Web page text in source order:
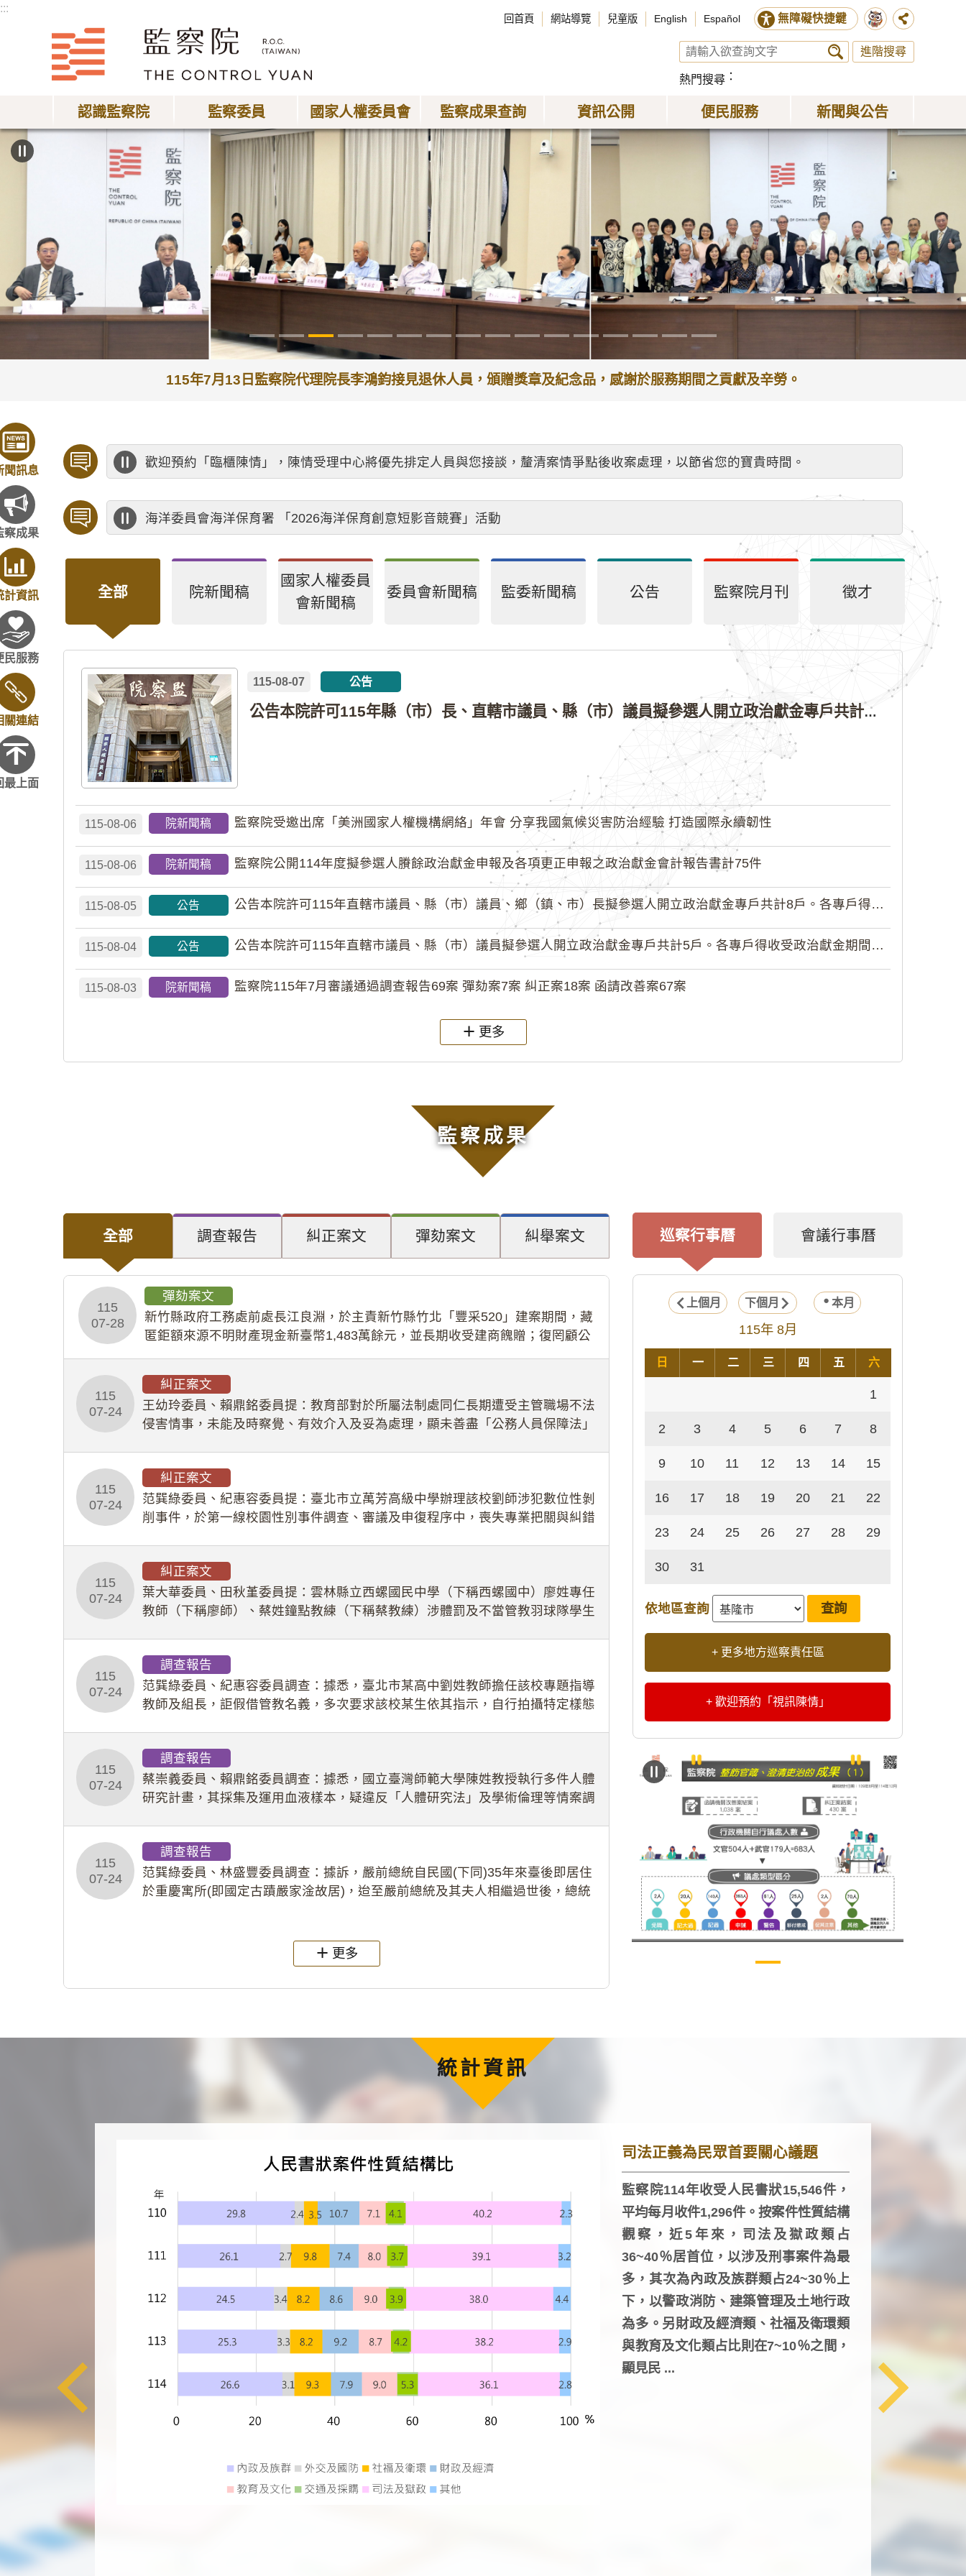
:::
回首頁 網站導覽 兒童版 English Español 無障礙快捷鍵
進階搜尋
熱門搜尋
認識監察院 監察委員 國家人權委員會 監察成果查詢 資訊公開 便民服務 新聞與公告
:::
115年7月13日監察院代理院長李鴻鈞接見退休人員，頒贈獎章及紀念品，感謝於服務期間之貢獻及辛勞。
聞訊息
察成果
計資訊
民服務
關連結
最上面
歡迎預約「臨櫃陳情」，陳情受理中心將優先排定人員與您接談，釐清案情爭點後收案處理，以節省您的寶貴時間。
海洋委員會海洋保育署 「2026海洋保育創意短影音競賽」活動
全部 院新聞稿
國家人權委員
會新聞稿
委員會新聞稿 監委新聞稿 公告 監察院月刊 徵才
公告本院許可115年縣（市）長、直轄市議員、縣（市）議員擬參選人開立政治獻金專戶共計4戶。各專戶得收受政治獻金期間為自專戶許可設立日起至115年11月27日止，專戶名冊詳如附件。
115-08-07 公告
115-08-06 院新聞稿 監察院受邀出席「美洲國家人權機構網絡」年會 分享我國氣候災害防治經驗 打造國際永續韌性
115-08-06 院新聞稿 監察院公開114年度擬參選人賸餘政治獻金申報及各項更正申報之政治獻金會計報告書計75件
115-08-05 公告 公告本院許可115年直轄市議員、縣（市）議員、鄉（鎮、市）長擬參選人開立政治獻金專戶共計8戶。各專戶得收受...
115-08-04 公告 公告本院許可115年直轄市議員、縣（市）議員擬參選人開立政治獻金專戶共計5戶。各專戶得收受政治獻金期間為自...
115-08-03 院新聞稿 監察院115年7月審議通過調查報告69案 彈劾案7案 糾正案18案 函請改善案67案
更多
監察成果
全部 調查報告 糾正案文 彈劾案文 糾舉案文
115
07-28
彈劾案文
新竹縣政府工務處前處長江良淵，於主責新竹縣竹北「豐采520」建案期間，藏
匿鉅額來源不明財產現金新臺幣1,483萬餘元，並長期收受建商餽贈；復罔顧公
115
07-24
糾正案文
王幼玲委員、賴鼎銘委員提：教育部對於所屬法制處同仁長期遭受主管職場不法
侵害情事，未能及時察覺、有效介入及妥為處理，顯未善盡「公務人員保障法」
115
07-24
糾正案文
范巽綠委員、紀惠容委員提：臺北市立萬芳高級中學辦理該校劉師涉犯數位性剝
削事件，於第一線校園性別事件調查、審議及申復程序中，喪失專業把關與糾錯
115
07-24
糾正案文
葉大華委員、田秋堇委員提：雲林縣立西螺國民中學（下稱西螺國中）廖姓專任
教師（下稱廖師）、蔡姓鐘點教練（下稱蔡教練）涉體罰及不當管教羽球隊學生
115
07-24
調查報告
范巽綠委員、紀惠容委員調查：據悉，臺北市某高中劉姓教師擔任該校專題指導
教師及組長，詎假借管教名義，多次要求該校某生依其指示，自行拍攝特定樣態
115
07-24
調查報告
蔡崇義委員、賴鼎銘委員調查：據悉，國立臺灣師範大學陳姓教授執行多件人體
研究計畫，其採集及運用血液樣本，疑違反「人體研究法」及學術倫理等情案調
115
07-24
調查報告
范巽綠委員、林盛豐委員調查：據訴，嚴前總統自民國(下同)35年來臺後即居住
於重慶寓所(即國定古蹟嚴家淦故居)，迨至嚴前總統及其夫人相繼過世後，總統
更多
巡察行事曆 會議行事曆
上個月 下個月 本月
115年 8月
日 一 二 三 四 五 六
1
2 3 4 5 6 7 8
9 10 11 12 13 14 15
16 17 18 19 20 21 22
23 24 25 26 27 28 29
30 31
依地區查詢
+ 更多地方巡察責任區
+ 歡迎預約「視訊陳情」
統計資訊
司法正義為民眾首要關心議題
監察院114年收受人民書狀15,546件，
平均每月收件1,296件。按案件性質結構
觀察，近5年來，司法及獄政類占
36~40％居首位，以涉及刑事案件為最
多，其次為內政及族群類占24~30％上
下，以警政消防、建築管理及土地行政
為多。另財政及經濟類、社福及衛環類
與教育及文化類占比則在7~10％之間，
顯見民 ...